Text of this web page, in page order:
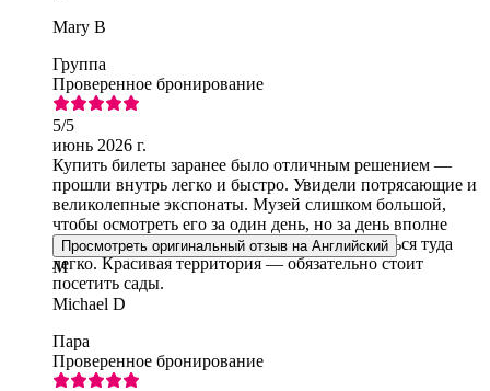
Mary B
Группа
Проверенное бронирование
5/5
июнь 2026 г.
Купить билеты заранее было отличным решением —
прошли внутрь легко и быстро. Увидели потрясающие и
великолепные экспонаты. Музей слишком большой,
чтобы осмотреть его за один день, но за день вполне
можно увидеть все самое интересное. Добраться туда
легко. Красивая территория — обязательно стоит
посетить сады.
Просмотреть оригинальный отзыв на Английский
M
Michael D
Пара
Проверенное бронирование